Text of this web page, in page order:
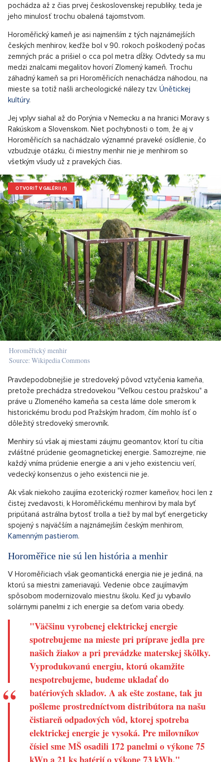
pochádza až z čias prvej československej republiky, teda je
jeho minulosť trochu obalená tajomstvom.
Horoměřický kameň je asi najmenším z tých najznámejších
českých menhirov, keďže bol v 90. rokoch poškodený počas
zemných prác a prišiel o cca pol metra dĺžky. Odvtedy sa mu
medzi znalcami megalitov hovorí Zlomený kameň. Trochu
záhadný kameň sa pri Horoměřicích nenachádza náhodou, na
mieste sa totiž našli archeologické nálezy tzv. Únětickej
kultúry.
Jej vplyv siahal až do Porýnia v Nemecku a na hranici Moravy s
Rakúskom a Slovenskom. Niet pochybnosti o tom, že aj v
Horoměřicích sa nachádzalo významné praveké osídlenie, čo
vzbudzuje otázku, či miestny menhir nie je menhirom so
všetkým všudy už z pravekých čias.
OTVORIŤ V GALÉRII (1)
Horoměřický menhir
Source: Wikipedia Commons
Pravdepodobnejšie je stredoveký pôvod vztyčenia kameňa,
pretože prechádza stredovekou "Veľkou cestou pražskou" a
práve u Zlomeného kameňa sa cesta láme dole smerom k
historickému brodu pod Pražským hradom, čím mohlo ísť o
dôležitý stredoveký smerovník.
Menhiry sú však aj miestami záujmu geomantov, ktorí tu cítia
zvláštné prúdenie geomagnetickej energie. Samozrejme, nie
každý vníma prúdenie energie a ani v jeho existenciu verí,
vedecký konsenzus o jeho existencii nie je.
Ak však niekoho zaujíma ezoterický rozmer kameňov, hoci len z
čistej zvedavosti, k Horoměřickému menhirovi by mala byť
pripútaná astrálna bytosť trolla a tiež by mal byť energeticky
spojený s najväčším a najznámejším českým menhirom,
Kamenným pastierom.
Horoměřice nie sú len história a menhir
V Horoměřiciach však geomantická energia nie je jediná, na
ktorú sa miestni zameriavajú. Vedenie obce zaujímavým
spôsobom modernizovalo miestnu školu. Keď ju vybavilo
solárnymi panelmi z ich energie sa deťom varia obedy.
"Väčšinu vyrobenej elektrickej energie
spotrebujeme na mieste pri príprave jedla pre
našich žiakov a pri prevádzke materskej škôlky.
Vyprodukovanú energiu, ktorú okamžite
nespotrebujeme, budeme ukladať do
batériových skladov. A ak ešte zostane, tak ju
pošleme prostredníctvom distribútora na našu
čistiareň odpadových vôd, ktorej spotreba
elektrickej energie je vysoká. Pre milovníkov
čísiel sme MŠ osadili 172 panelmi o výkone 75